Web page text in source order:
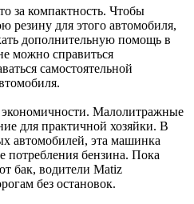
за компактность. Чтобы
резину для этого автомобиля,
дополнительную помощь в
можно справиться
самостоятельной
экономичности. Малолитражные
для практичной хозяйки. В
автомобилей, эта машинка
потребления бензина. Пока
бак, водители Matiz
без остановок.